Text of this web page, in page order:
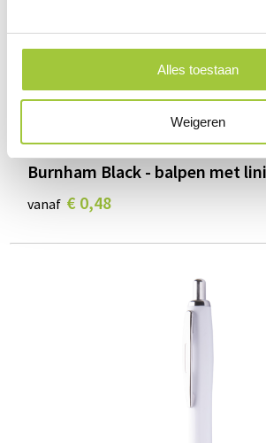
Alles toestaan
Weigeren
Burnham Black - balpen met
vanaf € 0,48